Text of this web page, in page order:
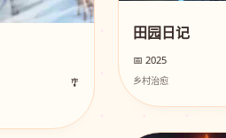
🎐
田园日记
📅 2025
乡村治愈